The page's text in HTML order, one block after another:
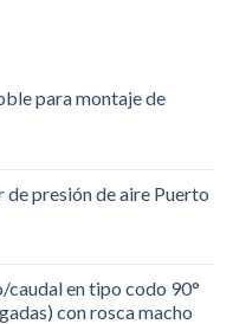
para montaje de
presión de aire Puerto
caudal en tipo codo 90°
con rosca macho